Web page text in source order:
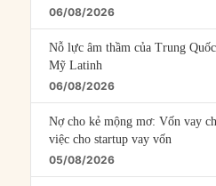
06/08/2026
Nỗ lực âm thầm của Trung
Mỹ Latinh
06/08/2026
Nợ cho kẻ mộng mơ: Vốn vay
việc cho startup vay vốn
05/08/2026